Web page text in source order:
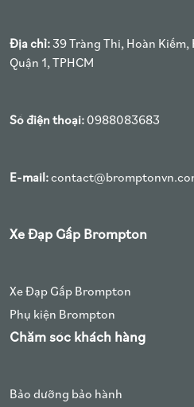
Địa chỉ:39 Tràng Thi, Hoàn Kiếm,
Quận 1, TPHCM
Số điện thoại: 0988083683
E-mail:
Xe Đạp Gấp Brompton
Xe Đạp Gấp Brompton
Phụ kiện Brompton
Chăm sóc khách hàng
Bảo dưỡng bảo hành